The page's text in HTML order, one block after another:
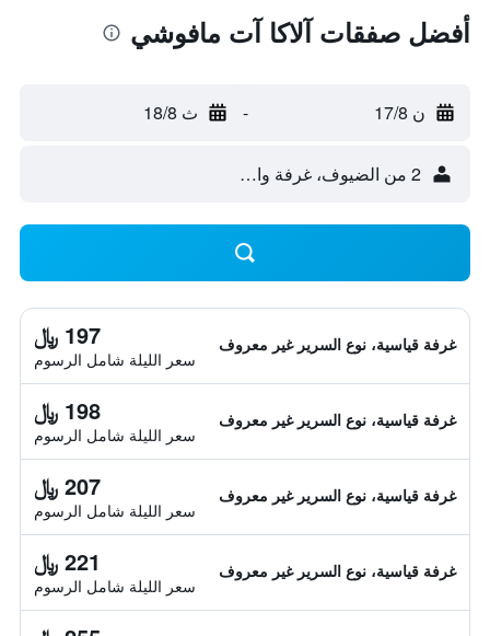
أفضل صفقات آلاكا آت مافوشي
ن 17/8 - ث 18/8
2 من الضيوف، غرفة واحدة
غرفة قياسية، نوع السرير غير معروف 197 ﷼
سعر الليلة شامل الرسوم
غرفة قياسية، نوع السرير غير معروف 198 ﷼
سعر الليلة شامل الرسوم
غرفة قياسية، نوع السرير غير معروف 207 ﷼
سعر الليلة شامل الرسوم
غرفة قياسية، نوع السرير غير معروف 221 ﷼
سعر الليلة شامل الرسوم